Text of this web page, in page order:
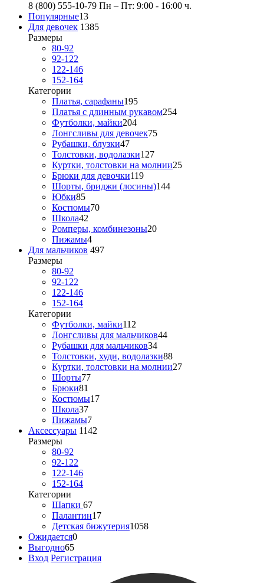
8 (800) 555-10-79 Пн – Пт: 9:00 - 16:00 ч.
Популярные13
Для девочек 1385
Размеры
80-92
92-122
122-146
152-164
Категории
Платья, сарафаны195
Платья с длинным рукавом254
Футболки, майки204
Лонгсливы для девочек75
Рубашки, блузки47
Толстовки, водолазки127
Куртки, толстовки на молнии25
Брюки для девочки119
Шорты, бриджи (лосины)144
Юбки85
Костюмы70
Школа42
Ромперы, комбинезоны20
Пижамы4
Для мальчиков 497
Размеры
80-92
92-122
122-146
152-164
Категории
Футболки, майки112
Лонгсливы для мальчиков44
Рубашки для мальчиков34
Толстовки, худи, водолазки88
Куртки, толстовки на молнии27
Шорты77
Брюки81
Костюмы17
Школа37
Пижамы7
Аксессуары 1142
Размеры
80-92
92-122
122-146
152-164
Категории
Шапки 67
Палантин17
Детская бижутерия1058
Ожидается0
Выгодно65
Вход Регистрация